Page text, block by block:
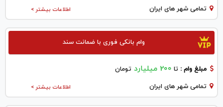
اطلاعات بیشتر > تمامی شهر های ایران
وام بانکی فوری با ضمانت سند
مبلغ وام : تا 200 میلیارد تومان
اطلاعات بیشتر > تمامی شهر های ایران